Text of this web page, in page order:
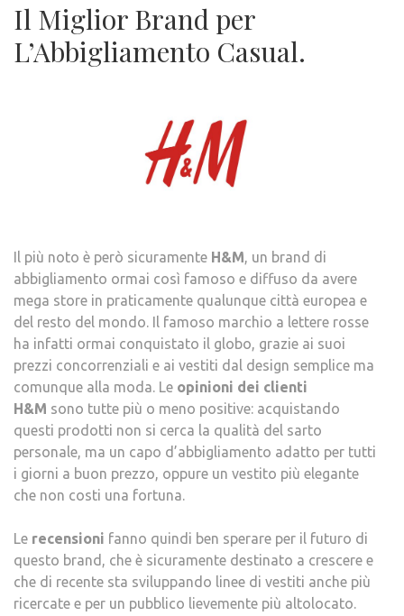
Il Miglior Brand per
L’Abbigliamento Casual.
Il più noto è però sicuramente H&M, un brand di
abbigliamento ormai così famoso e diffuso da avere
mega store in praticamente qualunque città europea e
del resto del mondo. Il famoso marchio a lettere rosse
ha infatti ormai conquistato il globo, grazie ai suoi
prezzi concorrenziali e ai vestiti dal design semplice ma
comunque alla moda. Le opinioni dei clienti
H&M sono tutte più o meno positive: acquistando
questi prodotti non si cerca la qualità del sarto
personale, ma un capo d’abbigliamento adatto per tutti
i giorni a buon prezzo, oppure un vestito più elegante
che non costi una fortuna.
Le recensioni fanno quindi ben sperare per il futuro di
questo brand, che è sicuramente destinato a crescere e
che di recente sta sviluppando linee di vestiti anche più
ricercate e per un pubblico lievemente più altolocato.